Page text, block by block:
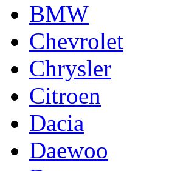
BMW
Chevrolet
Chrysler
Citroen
Dacia
Daewoo